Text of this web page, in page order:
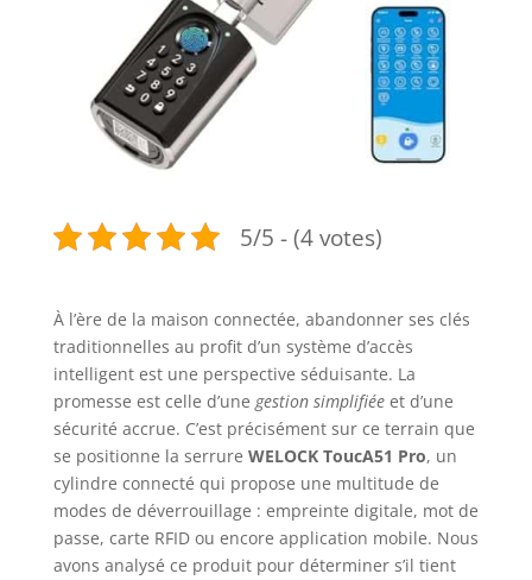
5/5 - (4 votes)
À l’ère de la maison connectée, abandonner ses clés
traditionnelles au profit d’un système d’accès
intelligent est une perspective séduisante. La
promesse est celle d’une gestion simplifiéeet d’une
sécurité accrue. C’est précisément sur ce terrain que
se positionne la serrure WELOCK ToucA51 Pro, un
cylindre connecté qui propose une multitude de
modes de déverrouillage : empreinte digitale, mot de
passe, carte RFID ou encore application mobile. Nous
avons analysé ce produit pour déterminer s’il tient